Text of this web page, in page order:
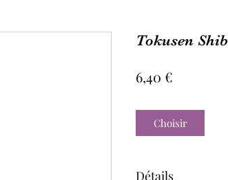
Tokusen
6,40 €
Choisir
Détails